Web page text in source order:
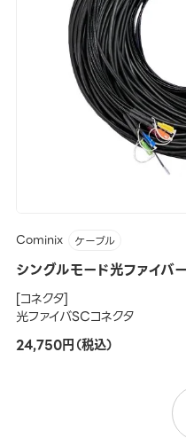
Cominix ケーブル
シングルモード光ファイ
[コネクタ]
光ファイバSCコネクタ
24,750円（税込）